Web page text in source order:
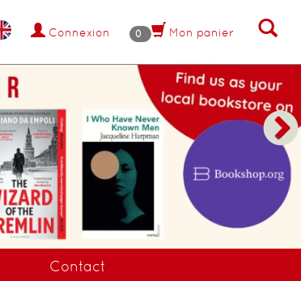
Connexion 0 Mon panier
Contact